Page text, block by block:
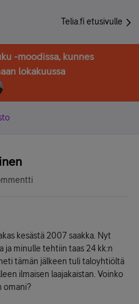
Telia.fi etusivulle
-moodissa, kunnes
lokakuussa
kesästä 2007 saakka. Nyt
ja minulle tehtiin taas 24 kk:n
tämän jälkeen tuli taloyhtiöltä
ilmaisen laajakaistan. Voinko
omani?